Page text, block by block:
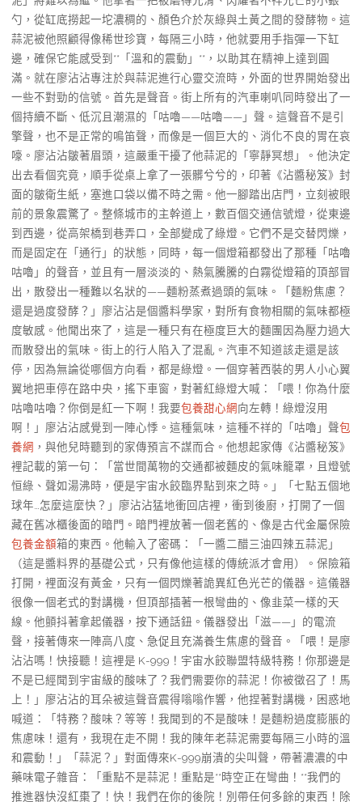
勺，從缸底撈起一坨濃稠的、顏色介於灰綠與土黃之間的發酵物。這
蒜泥被他照顧得像稀世珍寶，每隔三小時，他就要用手指彈一下缸
邊，確保它能感受到**「溫和的震動」**，以助其在精神上達到圓
滿。就在廖沾沾專注於與蒜泥進行心靈交流時，外面的世界開始發出
一些不對勁的信號。首先是聲音。街上所有的汽車喇叭同時發出了一
個持續不斷、低沉且潮濕的「咕嚕——咕嚕——」聲。這聲音不是引
擎聲，也不是正常的鳴笛聲，而像是一個巨大的、消化不良的胃在哀
嚎。廖沾沾皺著眉頭，這嚴重干擾了他蒜泥的「寧靜冥想」。他決定
出去看個究竟，順手從桌上拿了一張髒兮兮的，印著《沾醬秘笈》封
面的皺衛生紙，塞進口袋以備不時之需。他一腳踏出店門，立刻被眼
前的景象震驚了。整條城市的主幹道上，數百個交通信號燈，從東邊
到西邊，從高架橋到巷弄口，全部變成了綠燈。它們不是交替閃爍，
而是固定在「通行」的狀態，同時，每一個燈箱都發出了那種「咕嚕
咕嚕」的聲音，並且有一層淡淡的、熱氣騰騰的白霧從燈箱的頂部冒
出，散發出一種難以名狀的——麵粉蒸煮過頭的氣味。「麵粉焦慮？
還是過度發酵？」廖沾沾是個醬料學家，對所有食物相關的氣味都極
度敏感。他聞出來了，這是一種只有在極度巨大的麵團因為壓力過大
而散發出的氣味。街上的行人陷入了混亂。汽車不知道該走還是該
停，因為無論從哪個方向看，都是綠燈。一個穿著西裝的男人小心翼
翼地把車停在路中央，搖下車窗，對著紅綠燈大喊：「喂！你為什麼
咕嚕咕嚕？你倒是紅一下啊！我要包養甜心網向左轉！綠燈沒用
啊！」廖沾沾感覺到一陣心悸。這種氣味，這種不祥的「咕嚕」聲包
養網 ，與他兒時聽到的家傳預言不謀而合。他想起家傳《沾醬秘笈》
裡記載的第一句：「當世間萬物的交通都被麵皮的氣味籠罩，且燈號
恒綠、聲如湯沸時，便是宇宙水餃臨界點到來之時。」「七點五個地
球年…怎麼這麼快？」廖沾沾猛地衝回店裡，衝到後廚，打開了一個
藏在舊冰櫃後面的暗門。暗門裡放著一個老舊的、像是古代金屬保險
包養金額箱的東西。他輸入了密碼：「一醬二醋三油四辣五蒜泥」
（這是醬料界的基礎公式，只有像他這樣的傳統派才會用）。保險箱
打開，裡面沒有黃金，只有一個閃爍著詭異紅色光芒的儀器。這儀器
很像一個老式的對講機，但頂部插著一根彎曲的、像韭菜一樣的天
線。他顫抖著拿起儀器，按下通話鈕。儀器發出「滋——」的電流
聲，接著傳來一陣高八度、急促且充滿養生焦慮的聲音。「喂！是廖
沾沾嗎！快接聽！這裡是 K-999！宇宙水餃聯盟特級特務！你那邊是
不是已經聞到宇宙級的酸味了？我們需要你的蒜泥！你被徵召了！馬
上！」廖沾沾的耳朵被這聲音震得嗡嗡作響，他捏著對講機，困惑地
喊道：「特務？酸味？等等！我聞到的不是酸味！是麵粉過度膨脹的
焦慮味！還有，我現在走不開！我的陳年老蒜泥需要每隔三小時的溫
和震動！」「蒜泥？」對面傳來K-999崩潰的尖叫聲，帶著濃濃的中
藥味電子雜音：「重點不是蒜泥！重點是**時空正在彎曲！**我們的
推進器快沒紅棗了！快！我們在你的後院！別帶任何多餘的東西！除